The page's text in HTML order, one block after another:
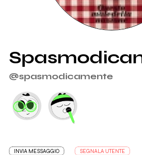
@spasmodicamente
INVIA MESSAGGIO SEGNALA UTENTE